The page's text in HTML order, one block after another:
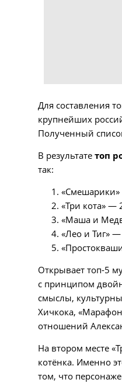
Для составления
крупнейших
Полученный
В результатетоп
так:
«Три кота» —
«Маша и
«Лео и Тиг» —
Открывает топ-5
с принципом
смыслы,
Хичкока,
отношений
На втором месте
котёнка. Именно
том, что